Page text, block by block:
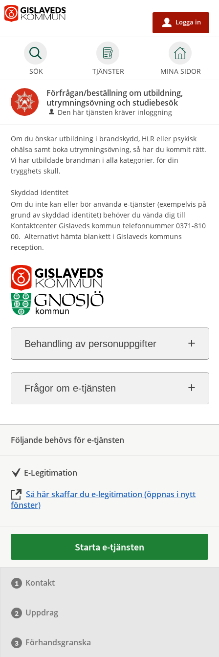
Välkommen
till
tjänster
Gislaveds
kommun
SÖK TJÄNSTER MINA SIDOR
u Logga in
Förfrågan/beställning om utbildning,
utrymningsövning och studiebesök
Den här tjänsten kräver inloggning
Om du önskar utbildning i brandskydd, HLR eller psykisk
ohälsa samt boka utrymningsövning, så har du kommit rätt.
Vi har utbildade brandmän i alla kategorier, för din
trygghets skull.
Skyddad identitet
Om du inte kan eller bör använda e-tjänster (exempelvis på
grund av skyddad identitet) behöver du vända dig till
Kontaktcenter Gislaveds kommun telefonnummer 0371-810
00. Alternativt hämta blankett i Gislaveds kommuns
reception.
Behandling av personuppgifter
Frågor om e-tjänsten
Följande behövs för e-tjänsten
E-Legitimation
Så här skaffar du e-legitimation (öppnas i nytt
fönster)
Starta e-tjänsten
Kontakt
Uppdrag
Förhandsgranska